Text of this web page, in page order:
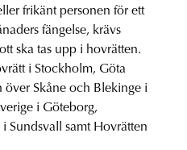
frikänt personen för ett
fängelse, krävs
ska tas upp i hovrätten.
i Stockholm, Göta
över Skåne och Blekinge i
i Göteborg,
Sundsvall samt Hovrätten